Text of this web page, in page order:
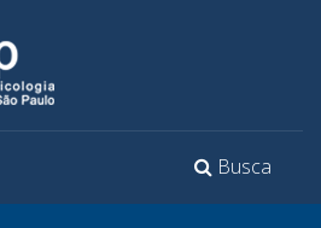
Toggle
Busca